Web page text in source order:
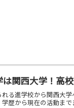
関西大学！高
る進学校から関西大
歴から現在の活動まで